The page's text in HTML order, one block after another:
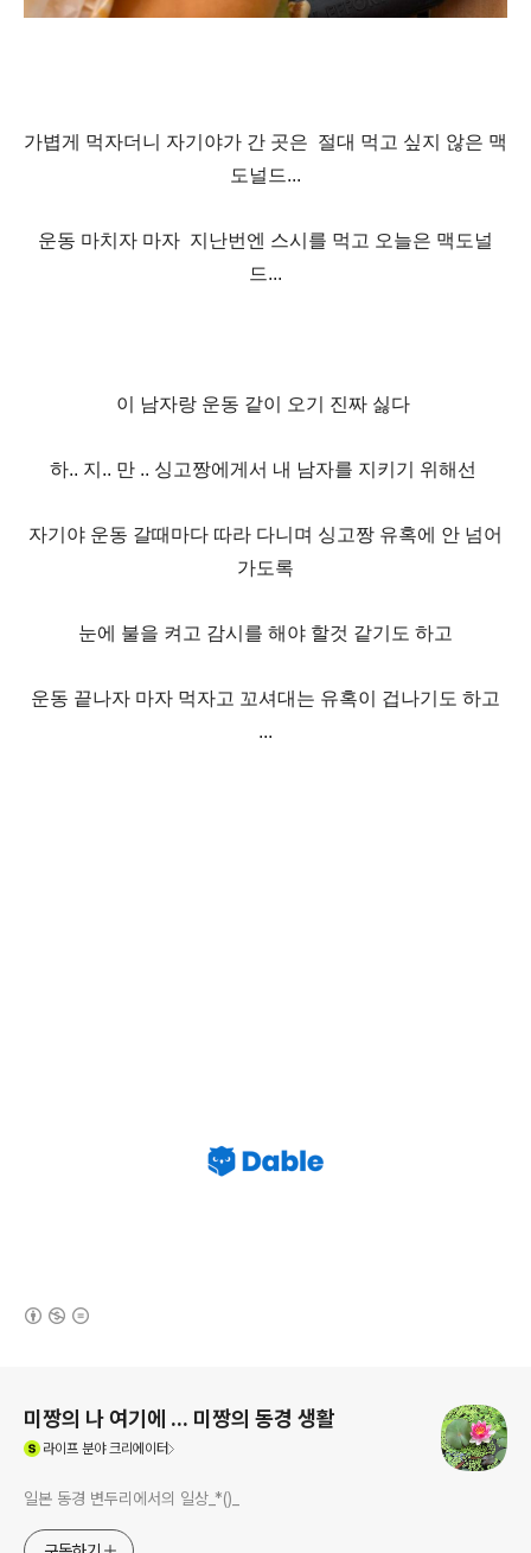
가볍게 먹자더니 자기야가 간 곳은 절대 먹고 싶지 않은 맥
도널드...
운동 마치자 마자 지난번엔 스시를 먹고 오늘은 맥도널
드...
이 남자랑 운동 같이 오기 진짜 싫다
하.. 지.. 만 .. 싱고짱에게서 내 남자를 지키기 위해선
자기야 운동 갈때마다 따라 다니며 싱고짱 유혹에 안 넘어
가도록
눈에 불을 켜고 감시를 해야 할것 같기도 하고
운동 끝나자 마자 먹자고 꼬셔대는 유혹이 겁나기도 하고
...
미짱의 나 여기에 ... 미짱의 동경 생활
라이프분야 크리에이터
일본 동경 변두리에서의 일상_*()_